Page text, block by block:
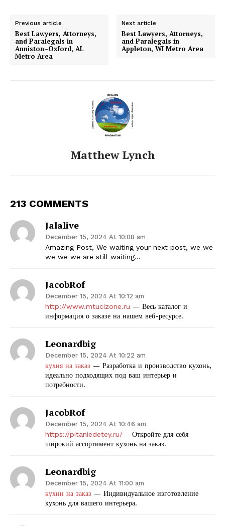
Previous article
Best Lawyers, Attorneys,
and Paralegals in
Anniston–Oxford, AL
Metro Area
Next article
Best Lawyers, Attorneys,
and Paralegals in
Appleton, WI Metro Area
Matthew Lynch
213 COMMENTS
Jalalive
December 15, 2024 At 10:08 am
Amazing Post, We waiting your next post, we we
we we we are still waiting…
JacobRof
December 15, 2024 At 10:12 am
http://www.mtucizone.ru — Весь каталог и
информация о заказе на нашем веб-ресурсе.
Leonardbig
December 15, 2024 At 10:22 am
кухня на заказ — Разработка и производство кухонь,
идеально подходящих под ваш интерьер и
потребности.
JacobRof
December 15, 2024 At 10:46 am
https://pitaniedetey.ru/ – Откройте для себя
широкий ассортимент кухонь на заказ.
Leonardbig
December 15, 2024 At 11:00 am
кухни на заказ — Индивидуальное изготовление
кухонь для вашего интерьера.